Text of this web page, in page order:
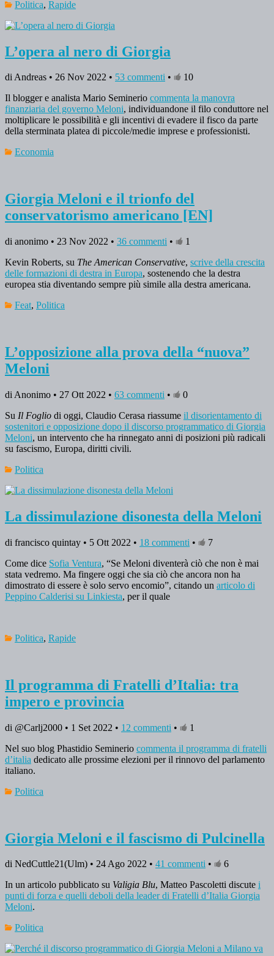
Politica, Rapide
L’opera al nero di Giorgia
di Andreas • 26 Nov 2022 • 53 commenti •
10
Il blogger e analista Mario Seminerio commenta la manovra
finanziaria del governo Meloni, individuandone il filo conduttore nel
moltiplicare le possibilità e gli incentivi di evadere il fisco da parte
della sterminata platea di piccole/medie imprese e professionisti.
Economia
Giorgia Meloni e il trionfo del
conservatorismo americano [EN]
di anonimo • 23 Nov 2022 • 36 commenti •
1
Kevin Roberts, su The American Conservative, scrive della crescita
delle formazioni di destra in Europa, sostenendo che la destra
europea stia diventando sempre più simile alla destra americana.
Feat, Politica
L’opposizione alla prova della “nuova”
Meloni
di Anonimo • 27 Ott 2022 • 63 commenti •
0
Su Il Foglio di oggi, Claudio Cerasa riassume il disorientamento di
sostenitori e opposizione dopo il discorso programmatico di Giorgia
Meloni, un intervento che ha rinnegato anni di posizioni più radicali
su fascismo, Europa, diritti civili.
Politica
La dissimulazione disonesta della Meloni
di francisco quintay • 5 Ott 2022 • 18 commenti •
7
Come dice Sofia Ventura, “Se Meloni diventerà ciò che non è mai
stata vedremo. Ma fingere oggi che sia ciò che ancora non ha
dimostrato di essere è solo servo encomio”, citando un articolo di
Peppino Calderisi su Linkiesta, per il quale
Politica, Rapide
Il programma di Fratelli d’Italia: tra
impero e provincia
di @Carlj2000 • 1 Set 2022 • 12 commenti •
1
Nel suo blog Phastidio Seminerio commenta il programma di fratelli
d’italia dedicato alle prossime elezioni per il rinnovo del parlamento
italiano.
Politica
Giorgia Meloni e il fascismo di Pulcinella
di NedCuttle21(Ulm) • 24 Ago 2022 • 41 commenti •
6
In un articolo pubblicato su Valigia Blu, Matteo Pascoletti discute i
punti di forza e quelli deboli della leader di Fratelli d’Italia Giorgia
Meloni.
Politica